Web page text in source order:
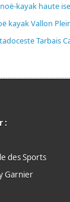
kayak haute
kayak Vallon
Tarbais
:
des Sports
Garnier